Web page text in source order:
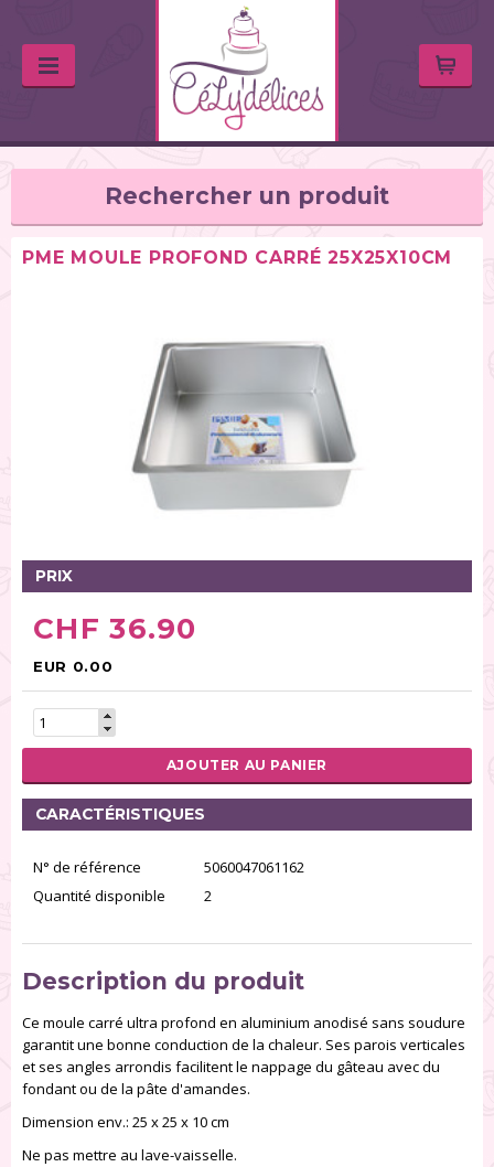
Rechercher un produit
Balances de cuisine (1)
Chalumeaux (1)
Moules (391)
Douilles (76)
Poches à douille et bouteilles (62)
Spatules / ustensiles (90)
Tables tournantes (5)
Pinces (6)
Rouleaux (18)
Tapis (21)
Outils pour pâte à sucre (86)
Presses à textures (26)
RÉINITIALISER LA RECHERCHE
PME MOULE PROFOND CARRÉ 25X25X10CM
PRIX
CHF 36.90
EUR 0.00
AJOUTER AU PANIER
CARACTÉRISTIQUES
N° de référence
5060047061162
Quantité disponible
2
Description du produit
Ce moule carré ultra profond en aluminium anodisé sans soudure
garantit une bonne conduction de la chaleur. Ses parois verticales
et ses angles arrondis facilitent le nappage du gâteau avec du
fondant ou de la pâte d'amandes.
Dimension env.: 25 x 25 x 10 cm
Ne pas mettre au lave-vaisselle.